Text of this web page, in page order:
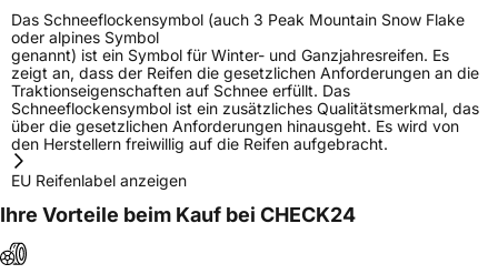
Das Schneeflockensymbol (auch 3 Peak Mountain Snow Flake
oder alpines Symbol
genannt) ist ein Symbol für Winter- und Ganzjahresreifen. Es
zeigt an, dass der Reifen die gesetzlichen Anforderungen an die
Traktionseigenschaften auf Schnee erfüllt. Das
Schneeflockensymbol ist ein zusätzliches Qualitätsmerkmal, das
über die gesetzlichen Anforderungen hinausgeht. Es wird von
den Herstellern freiwillig auf die Reifen aufgebracht.
EU Reifenlabel anzeigen
Ihre Vorteile beim Kauf bei CHECK24